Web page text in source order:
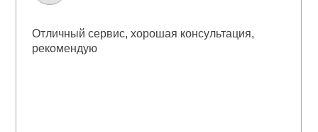
Отличный сервис, хорошая консультация,
рекомендую